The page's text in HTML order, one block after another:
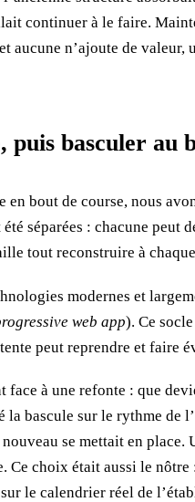
continuer à le faire.
aucune n’ajoute de
basculer au
bout de course, nous
séparées : chacune
tout reconstruire à
modernes et
web app). Ce
peut reprendre et faire
face à une refonte : que
la bascule sur le rythme
se mettait en
choix était aussi le
le calendrier réel de